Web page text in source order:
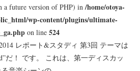
a future version of PHP) in/home/otoya-
wp-content/plugins/ultimate-
on line524
レポート&スタディ 第3回 テーマは
だ！ です。 これは、第一ディスカッ